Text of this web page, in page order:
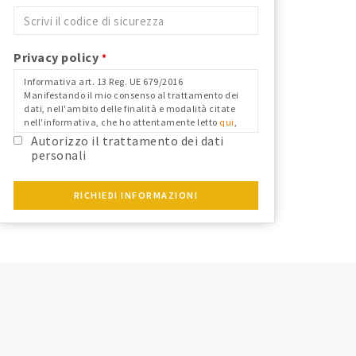
Privacy policy *
Informativa art. 13 Reg. UE 679/2016
Manifestando il mio consenso al trattamento dei
dati, nell'ambito delle finalità e modalità citate
nell'informativa, che ho attentamente letto qui,
nei limiti in cui il mio consenso fosse richiesto ai
fini del Reg. Ue 679/2016 e confermo i dati
anagrafici riportati.
Autorizzo il trattamento dei dati
personali
RICHIEDI INFORMAZIONI